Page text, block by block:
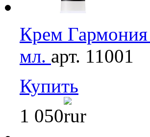
Крем
мл. арт. 11001
Купить
1 050